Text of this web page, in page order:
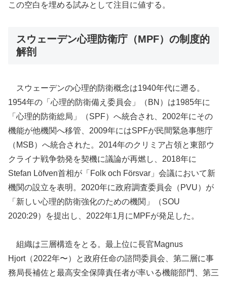
この空白を埋める試みとして注目に値する。
スウェーデン心理防衛庁（MPF）の制度的
解剖
スウェーデンの心理的防衛概念は1940年代に遡る。
1954年の「心理的防衛備え委員会」（BN）は1985年に
「心理的防衛総局」（SPF）へ統合され、2002年にその
機能が他機関へ移管、2009年にはSPFが民間緊急事態庁
（MSB）へ統合された。2014年のクリミア占領と東部ウ
クライナ戦争勃発を契機に議論が再燃し、2018年に
Stefan Löfven首相が「Folk och Försvar」会議において新
機関の設立を表明。2020年に政府調査委員会（PVU）が
「新しい心理的防衛強化のための機関」（SOU
2020:29）を提出し、2022年1月にMPFが発足した。
組織は三層構造をとる。最上位に長官Magnus
Hjort（2022年〜）と政府任命の諮問委員会、第二層に事
務局長補佐と最高安全保障責任者が率いる機能部門、第三